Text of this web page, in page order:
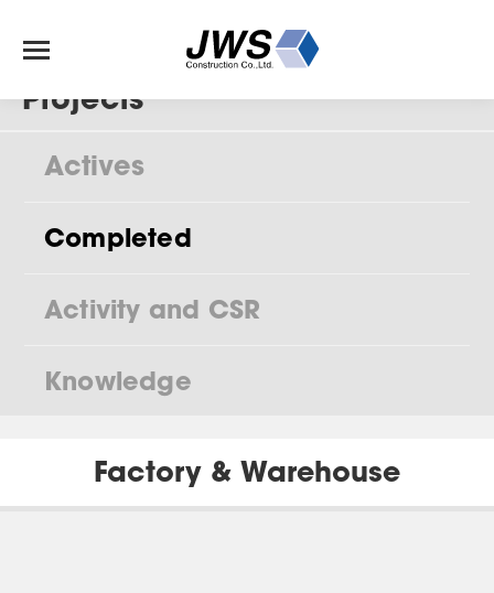
Projects
Actives
Completed
Activity and CSR
Knowledge
Factory & Warehouse